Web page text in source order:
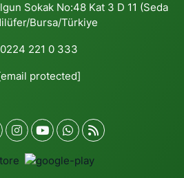
Sokak No:48 Kat 3 D 11 (Seda
Bursa/Türkiye
0224 221 0 333
protected]